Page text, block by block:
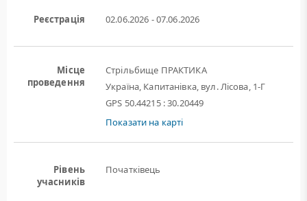
Реєстрація 02.06.2026 - 07.06.2026
Місце
проведення
Стрільбище ПРАКТИКА
Україна, Капитанівка, вул. Лісова, 1-Г
GPS 50.44215 : 30.20449
Показати на карті
Рівень
учасників
Початківець